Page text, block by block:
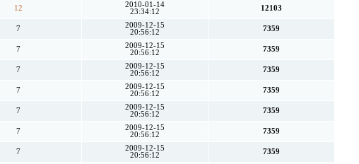
12
2010-01-14
23:34:12
12103
7
2009-12-15
20:56:12
7359
7
2009-12-15
20:56:12
7359
7
2009-12-15
20:56:12
7359
7
2009-12-15
20:56:12
7359
7
2009-12-15
20:56:12
7359
7
2009-12-15
20:56:12
7359
7
2009-12-15
20:56:12
7359